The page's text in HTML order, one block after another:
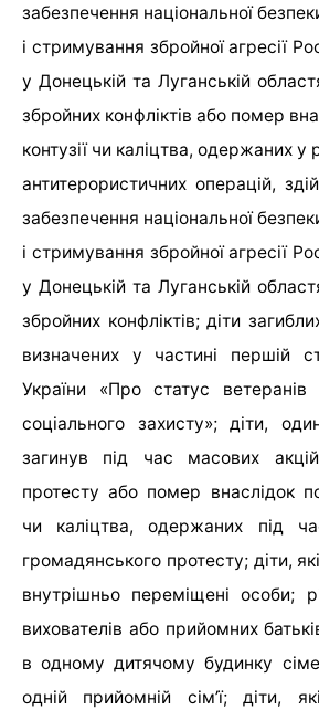
забезпечення національної
і стримування збройної агресії
у Донецькій та Луганській
збройних конфліктів або помер
контузії чи каліцтва, одержаних у
антитерористичних операцій,
забезпечення національної
і стримування збройної агресії
у Донецькій та Луганській
збройних конфліктів; діти
визначених у частині першій
України «Про статус ветеранів
соціального захисту»; діти,
загинув під час масових
протесту або помер внаслідок
чи каліцтва, одержаних під
громадянського протесту; діти,
внутрішньо переміщені особи;
вихователів або прийомних
в одному дитячому будинку
одній прийомній сім’ї; діти,